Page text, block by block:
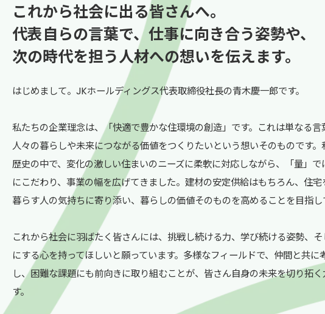
これから社会に出る皆さんへ。
代表自らの言葉で、仕事に向き合う姿勢や、
次の時代を担う人材への想いを伝えます。
はじめまして。JKホールディングス代表取締役社長の青木慶一郎です。
私たちの企業理念は、「快適で豊かな住環境の創造」です。これは単なる言
人々の暮らしや未来につながる価値をつくりたいという想いそのものです。
歴史の中で、変化の激しい住まいのニーズに柔軟に対応しながら、「量」で
にこだわり、事業の幅を広げてきました。建材の安定供給はもちろん、住宅
暮らす人の気持ちに寄り添い、暮らしの価値そのものを高めることを目指し
これから社会に羽ばたく皆さんには、挑戦し続ける力、学び続ける姿勢、
にする心を持ってほしいと願っています。多様なフィールドで、仲間と共に
し、困難な課題にも前向きに取り組むことが、皆さん自身の未来を切り拓
す。